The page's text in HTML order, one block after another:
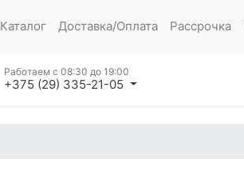
Каталог Доставка/Оплата Рассрочка
Работаем с 08:30 до 19:00
+375 (29) 335-21-05